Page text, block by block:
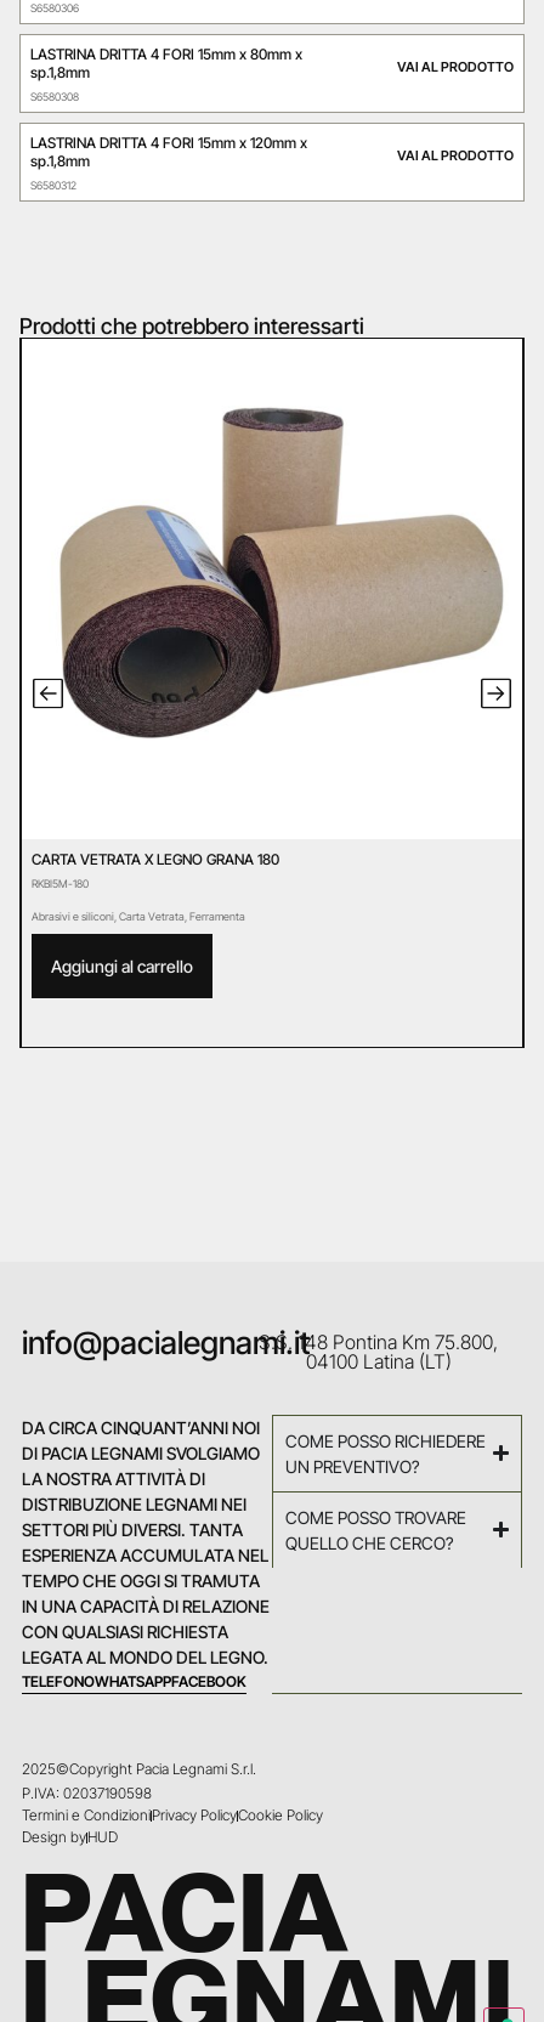
S6580306
LASTRINA DRITTA 4 FORI 15mm x 80mm x
sp.1,8mm
S6580308
VAI AL PRODOTTO
LASTRINA DRITTA 4 FORI 15mm x 120mm x
sp.1,8mm
S6580312
VAI AL PRODOTTO
Prodotti che potrebbero interessarti
CARTA VETRATA X LEGNO GRANA 180
RKBI5M-180
Abrasivi e siliconi Carta Vetrata Ferramenta
Aggiungi al carrello
info@pacialegnami.itS.S. 148 Pontina Km 75.800,
04100 Latina (LT)
DA CIRCA CINQUANT’ANNI NOI
DI PACIA LEGNAMI SVOLGIAMO
LA NOSTRA ATTIVITÀ DI
DISTRIBUZIONE LEGNAMI NEI
SETTORI PIÙ DIVERSI. TANTA
ESPERIENZA ACCUMULATA NEL
TEMPO CHE OGGI SI TRAMUTA
IN UNA CAPACITÀ DI RELAZIONE
CON QUALSIASI RICHIESTA
LEGATA AL MONDO DEL LEGNO.
TELEFONOWHATSAPPFACEBOOK
COME POSSO RICHIEDERE
UN PREVENTIVO?
COME POSSO TROVARE
QUELLO CHE CERCO?
2025©Copyright Pacia Legnami S.r.l.
P.IVA: 02037190598
Termini e CondizioniPrivacy PolicyCookie Policy
Design byHUD
PACIA